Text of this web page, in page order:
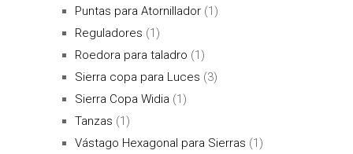
Puntas para Atornillador (1)
Reguladores (1)
Roedora para taladro (1)
Sierra copa para Luces (3)
Sierra Copa Widia (1)
Tanzas (1)
Vástago Hexagonal para Sierras (1)